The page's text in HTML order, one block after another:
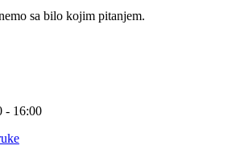
sa bilo kojim pitanjem.
- 16:00